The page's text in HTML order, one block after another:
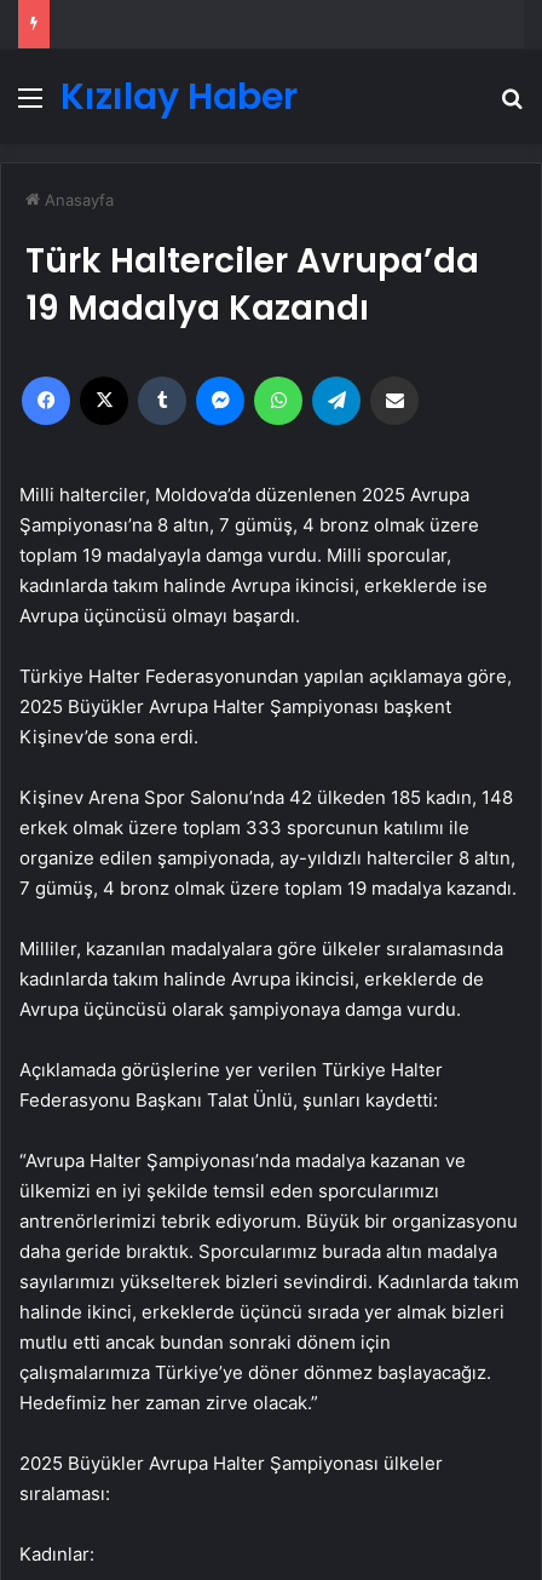
Menü
Kızılay Haber
Anasayfa
Türk Halterciler Avrupa’da
19 Madalya Kazandı
Facebook Tumblr MessengerWhatsApp
Milli halterciler, Moldova’da düzenlenen 2025 Avrupa
Şampiyonası’na 8 altın, 7 gümüş, 4 bronz olmak üzere
toplam 19 madalyayla damga vurdu. Milli sporcular,
kadınlarda takım halinde Avrupa ikincisi, erkeklerde ise
Avrupa üçüncüsü olmayı başardı.
Türkiye Halter Federasyonundan yapılan açıklamaya göre,
2025 Büyükler Avrupa Halter Şampiyonası başkent
Kişinev’de sona erdi.
Kişinev Arena Spor Salonu’nda 42 ülkeden 185 kadın, 148
erkek olmak üzere toplam 333 sporcunun katılımı ile
organize edilen şampiyonada, ay-yıldızlı halterciler 8 altın,
7 gümüş, 4 bronz olmak üzere toplam 19 madalya kazandı.
Milliler, kazanılan madalyalara göre ülkeler sıralamasında
kadınlarda takım halinde Avrupa ikincisi, erkeklerde de
Avrupa üçüncüsü olarak şampiyonaya damga vurdu.
Açıklamada görüşlerine yer verilen Türkiye Halter
Federasyonu Başkanı Talat Ünlü, şunları kaydetti:
“Avrupa Halter Şampiyonası’nda madalya kazanan ve
ülkemizi en iyi şekilde temsil eden sporcularımızı
antrenörlerimizi tebrik ediyorum. Büyük bir organizasyonu
daha geride bıraktık. Sporcularımız burada altın madalya
sayılarımızı yükselterek bizleri sevindirdi. Kadınlarda takım
halinde ikinci, erkeklerde üçüncü sırada yer almak bizleri
mutlu etti ancak bundan sonraki dönem için
çalışmalarımıza Türkiye’ye döner dönmez başlayacağız.
Hedefimiz her zaman zirve olacak.”
2025 Büyükler Avrupa Halter Şampiyonası ülkeler
sıralaması:
Kadınlar: